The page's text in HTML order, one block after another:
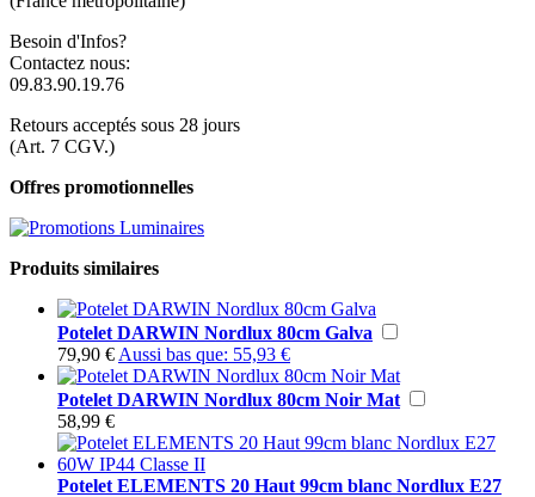
Besoin d'Infos?
Contactez nous:
09.83.90.19.76
Retours acceptés sous 28 jours
(Art. 7 CGV.)
Offres promotionnelles
Produits similaires
Potelet DARWIN Nordlux 80cm Galva
79,90 € Aussi bas que: 55,93 €
Potelet DARWIN Nordlux 80cm Noir Mat
58,99 €
Potelet ELEMENTS 20 Haut 99cm blanc Nordlux E27